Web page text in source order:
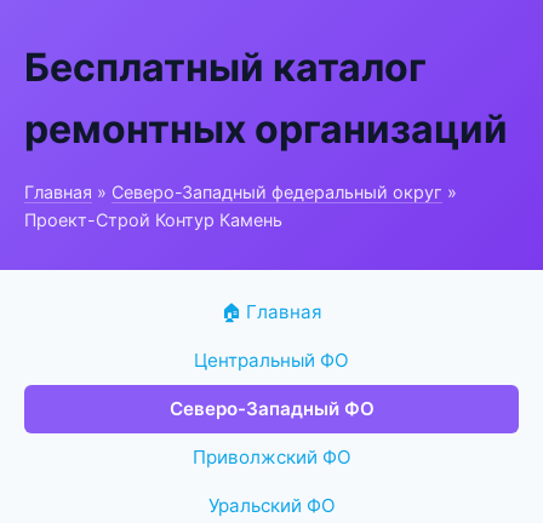
Бесплатный каталог
ремонтных организаций
Главная » Северо-Западный федеральный округ »
Проект-Строй Контур Камень
🏠 Главная
Центральный ФО
Северо-Западный ФО
Приволжский ФО
Уральский ФО